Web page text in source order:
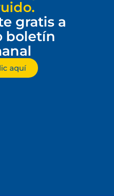
gratis a
boletín
aquí